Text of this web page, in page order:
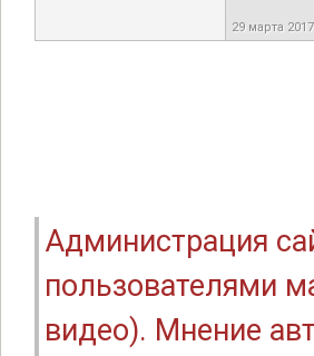
29 марта
Администрация
пользователями
видео). Мнение